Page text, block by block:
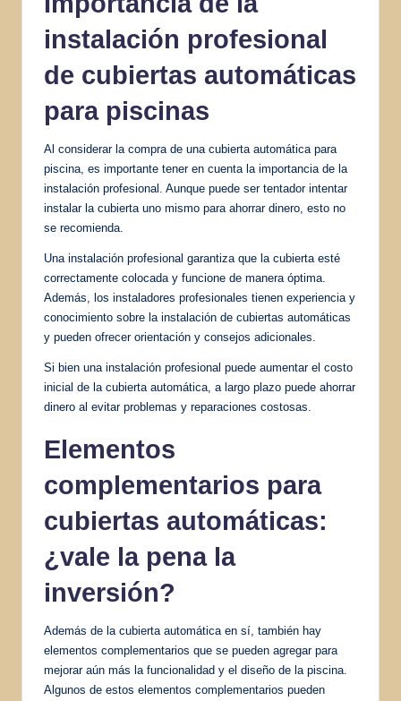
instalación profesional
de cubiertas automáticas
para piscinas
Al considerar la compra de una cubierta automática para
piscina, es importante tener en cuenta la importancia de la
instalación profesional. Aunque puede ser tentador intentar
instalar la cubierta uno mismo para ahorrar dinero, esto no
se recomienda.
Una instalación profesional garantiza que la cubierta esté
correctamente colocada y funcione de manera óptima.
Además, los instaladores profesionales tienen experiencia y
conocimiento sobre la instalación de cubiertas automáticas
y pueden ofrecer orientación y consejos adicionales.
Si bien una instalación profesional puede aumentar el costo
inicial de la cubierta automática, a largo plazo puede ahorrar
dinero al evitar problemas y reparaciones costosas.
Elementos
complementarios para
cubiertas automáticas:
¿vale la pena la
inversión?
Además de la cubierta automática en sí, también hay
elementos complementarios que se pueden agregar para
mejorar aún más la funcionalidad y el diseño de la piscina.
Algunos de estos elementos complementarios pueden